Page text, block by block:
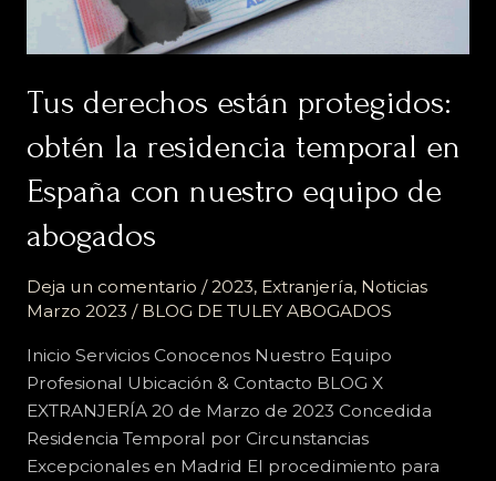
Tus derechos están protegidos:
obtén la residencia temporal en
España con nuestro equipo de
abogados
Deja un comentario /2023, Extranjería, Noticias
Marzo 2023 / BLOG DE TULEY ABOGADOS
Inicio Servicios Conocenos Nuestro Equipo
Profesional Ubicación & Contacto BLOG X
EXTRANJERÍA 20 de Marzo de 2023 Concedida
Residencia Temporal por Circunstancias
Excepcionales en Madrid El procedimiento para
temporal
con
equipo
de
abogados